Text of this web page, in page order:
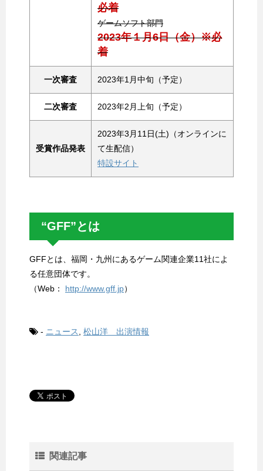
必着
ゲームソフト部門
2023年１月6日（金）※必
着
一次審査 2023年1月中旬（予定）
二次審査 2023年2月上旬（予定）
受賞作品発表
2023年3月11日(土)（オンラインに
て生配信）
特設サイト
“GFF”とは
GFFとは、福岡・九州にあるゲーム関連企業11社によ
る任意団体です。
（Web： http://www.gff.jp）
- ニュース 松山洋 出演情報
関連記事